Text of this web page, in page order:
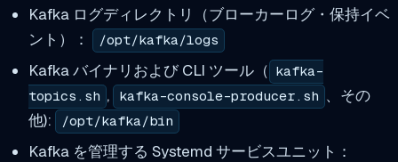
Kafka ログディレクトリ（ブローカーログ・保持イベ
ント）：
/opt/kafka/logs
Kafka バイナリおよび CLI ツール（ kafka-
topics.sh , kafka-console-producer.sh 、その
他):
/opt/kafka/bin
Kafka を管理する Systemd サービスユニット：